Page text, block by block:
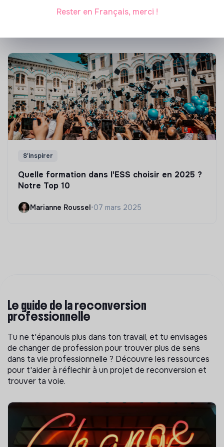
Marianne Roussel • 21 janvier 2025
S'inspirer
Quelle formation dans l'ESS choisir en 2025 ?
Notre Top 10
Marianne Roussel•07 mars 2025
Le guide de la reconversion
professionnelle
Tu ne t'épanouis plus dans ton travail, et tu envisages
de changer de profession pour trouver plus de sens
dans ta vie professionnelle ? Découvre les ressources
pour t'aider à réflechir à un projet de reconversion et
trouver ta voie.
Rester en Français, merci !